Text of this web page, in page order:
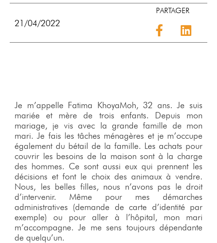
21/04/2022
PARTAGER
Je m’appelle Fatima KhoyaMoh, 32 ans. Je suis
mariée et mère de trois enfants. Depuis mon
mariage, je vis avec la grande famille de mon
mari. Je fais les tâches ménagères et je m’occupe
également du bétail de la famille. Les achats pour
couvrir les besoins de la maison sont à la charge
des hommes. Ce sont aussi eux qui prennent les
décisions et font le choix des animaux à vendre.
Nous, les belles filles, nous n’avons pas le droit
d’intervenir. Même pour mes démarches
administratives (demande de carte d’identité par
exemple) ou pour aller à l’hôpital, mon mari
m’accompagne. Je me sens toujours dépendante
de quelqu’un.